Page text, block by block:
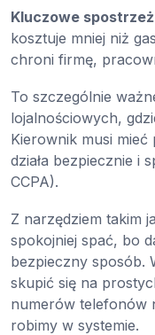
Kluczowe
kosztuje mniej niż
chroni firmę,
To szczególnie
lojalnościowych,
Kierownik musi
działa bezpiecznie i
CCPA).
Z narzędziem takim
spokojniej spać, bo
bezpieczny sposób.
skupić się na
numerów telefonów
robimy w systemie.